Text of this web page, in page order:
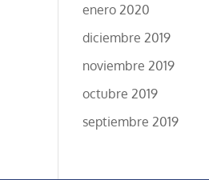
enero 2020
diciembre 2019
noviembre 2019
octubre 2019
septiembre 2019